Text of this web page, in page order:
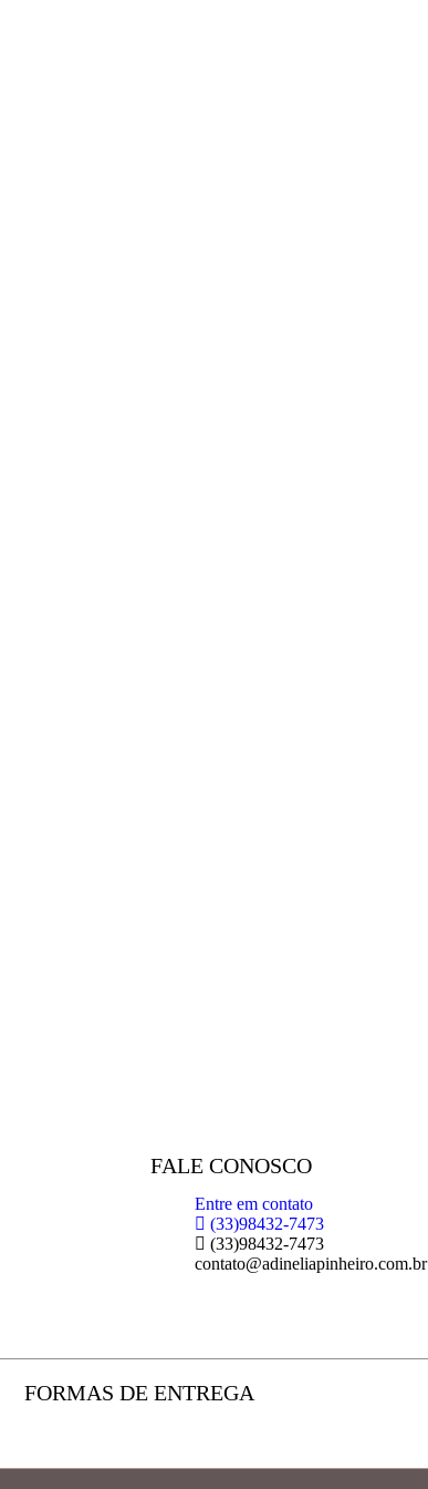
FALE CONOSCO
Entre em contato
(33)98432-7473
(33)98432-7473
contato@adineliapinheiro.com.br
FORMAS DE ENTREGA